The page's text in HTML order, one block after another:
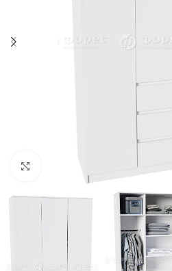
Нажмите, чтобы увеличить